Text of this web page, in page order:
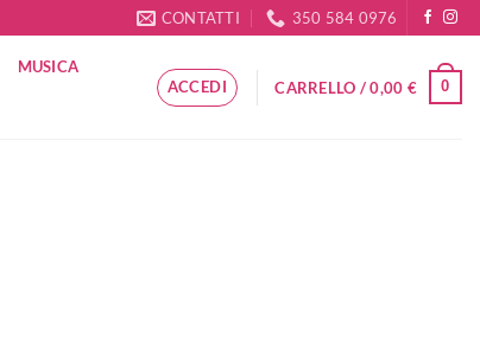
CONTATTI 350 584 0976
MUSICA
ACCEDI CARRELLO /0,00 € 0